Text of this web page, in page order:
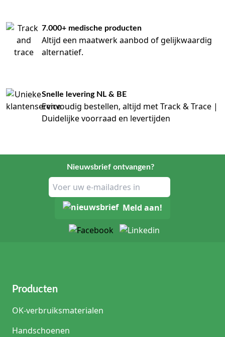
7.000+ medische producten
Altijd een maatwerk aanbod of gelijkwaardig
alternatief.
Snelle levering NL & BE
Eenvoudig bestellen, altijd met Track & Trace |
Duidelijke voorraad en levertijden
Nieuwsbrief ontvangen?
Meld aan!
Producten
OK-verbruiksmaterialen
Handschoenen